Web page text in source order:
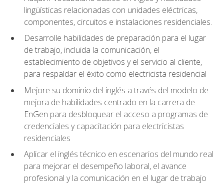
lingüísticas relacionadas con unidades eléctricas,
componentes, circuitos e instalaciones residenciales.
Desarrolle habilidades de preparación para el lugar
de trabajo, incluida la comunicación, el
establecimiento de objetivos y el servicio al cliente,
para respaldar el éxito como electricista residencial
Mejore su dominio del inglés a través del modelo de
mejora de habilidades centrado en la carrera de
EnGen para desbloquear el acceso a programas de
credenciales y capacitación para electricistas
residenciales
Aplicar el inglés técnico en escenarios del mundo real
para mejorar el desempeño laboral, el avance
profesional y la comunicación en el lugar de trabajo